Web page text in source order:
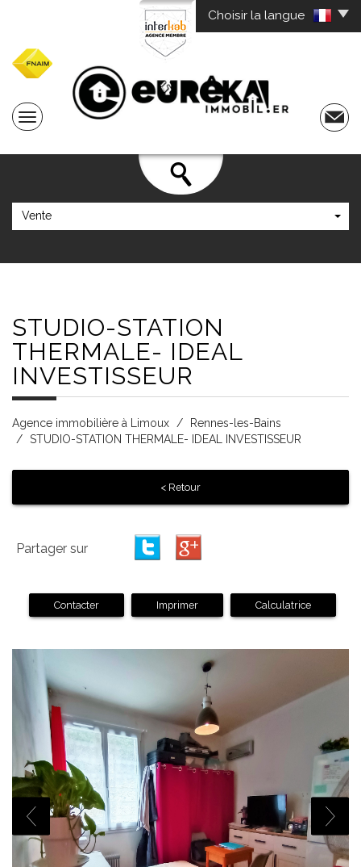
Choisir la langue
Vente
STUDIO-STATION
THERMALE- IDEAL
INVESTISSEUR
Agence immobilière à Limoux
Rennes-les-Bains
STUDIO-STATION THERMALE- IDEAL INVESTISSEUR
< Retour
Partager sur
Contacter Imprimer Calculatrice